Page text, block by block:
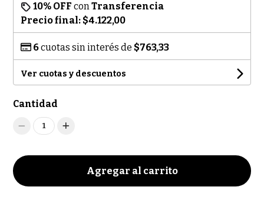
10% OFF conTransferencia
Precio final: $4.122,00
6cuotas sin interés de $763,33
Ver cuotas y descuentos
Cantidad
1
Agregar al carrito